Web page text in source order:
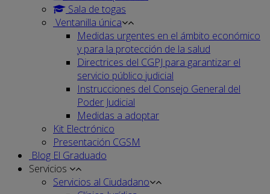
Sala de togas
Ventanilla única
Medidas urgentes en el ámbito económico
y para la protección de la salud
Directrices del CGPJ para garantizar el
servicio público judicial
Instrucciones del Consejo General del
Poder Judicial
Medidas a adoptar
Kit Electrónico
Presentación CGSM
Blog El Graduado
Servicios
Servicios al Ciudadano